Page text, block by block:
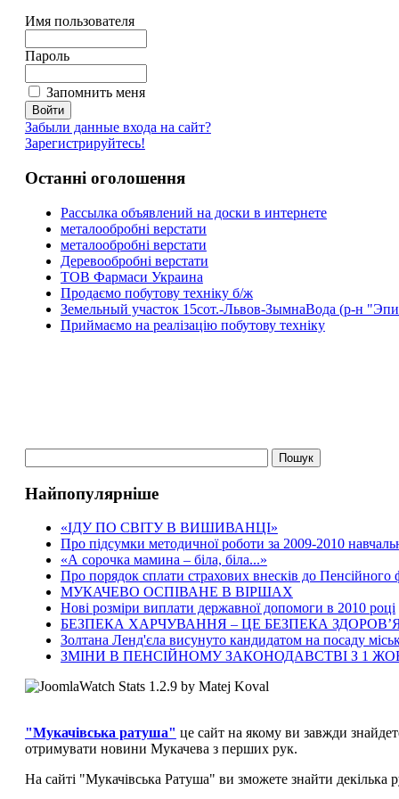
Имя пользователя
Пароль
Запомнить меня
Забыли данные входа на сайт?
Зарегистрируйтесь!
Останні оголошення
Рассылка объявлений на доски в интернете
металообробні верстати
металообробні верстати
Деревообробні верстати
ТОВ Фармаси Украина
Продаємо побутову техніку б/ж
Земельный участок 15сот.-Львов-ЗымнаВода (р-н
Приймаємо на реалізацію побутову техніку
Найпопулярніше
«ІДУ ПО СВІТУ В ВИШИВАНЦІ»
Про підсумки методичної роботи за 2009-2010
«А сорочка мамина – біла, біла...»
Про порядок сплати страхових внесків до
МУКАЧЕВО ОСПІВАНЕ В ВІРШАХ
Нові розміри виплати державної допомоги в 2010 році
БЕЗПЕКА ХАРЧУВАННЯ – ЦЕ БЕЗПЕКА
Золтана Ленд'єла висунуто кандидатом на посаду
ЗМІНИ В ПЕНСІЙНОМУ ЗАКОНОДАВСТВІ З 1
"Мукачівська ратуша" це сайт на якому ви завжди
отримувати новини Мукачева з перших рук.
На сайті "Мукачівська Ратуша" ви зможете знайти декілька